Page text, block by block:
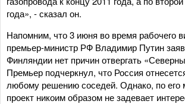
года», - сказал он.
Напомним, что 3 июня во время рабочего
премьер-министр РФ Владимир Путин
Финляндии нет причин отвергать
Премьер подчеркнул, что Россия
любому решению соседей. Однако, по его
проект никоим образом не задевает